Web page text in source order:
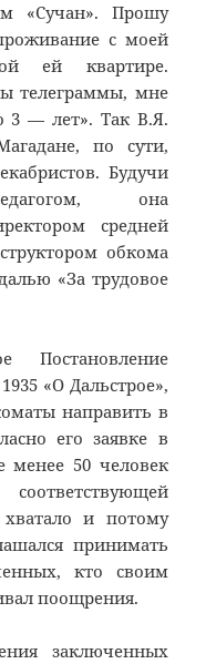
«Сучан». Прошу
с моей
ей квартире.
телеграммы, мне
3 — лет». Так В.Я.
по сути,
Будучи
она
средней
обкома
«За трудовое
«О Дальстрое»,
направить в
его заявке в
менее 50 человек
соответствующей
и потому
принимать
кто своим
поощрения.
заключенных